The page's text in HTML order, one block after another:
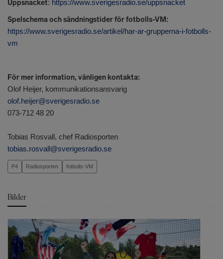
Uppsnacket: https://www.sverigesradio.se/uppsnacket
Spelschema och sändningstider för fotbolls-VM:
https://www.sverigesradio.se/artikel/har-ar-grupperna-i-fotbolls-
vm
För mer information, vänligen kontakta:
Olof Heijer, kommunikationsansvarig
olof.heijer@sverigesradio.se
073-712 48 20
Tobias Rosvall, chef Radiosporten
tobias.rosvall@sverigesradio.se
P4 Radiosporten fotbolls-VM
Bilder